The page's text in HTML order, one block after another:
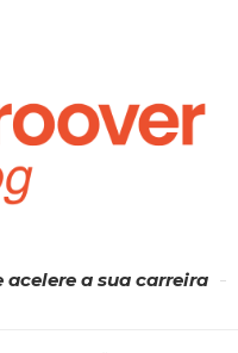
acelere a sua carreira